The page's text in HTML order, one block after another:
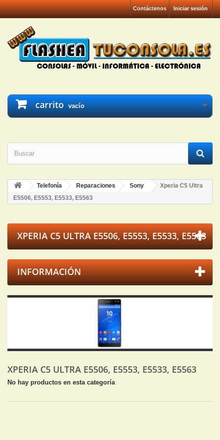
Iniciar sesión
Contáctenos
carrito vacío
Telefonía Reparaciones Sony
Xperia C5 Ultra
E5506, E5553, E5533, E5563
XPERIA C5 ULTRA E5506, E5553, E5533, E5563
INFORMACIÓN
XPERIA C5 ULTRA E5506, E5553, E5533, E5563
No hay productos en esta categoría